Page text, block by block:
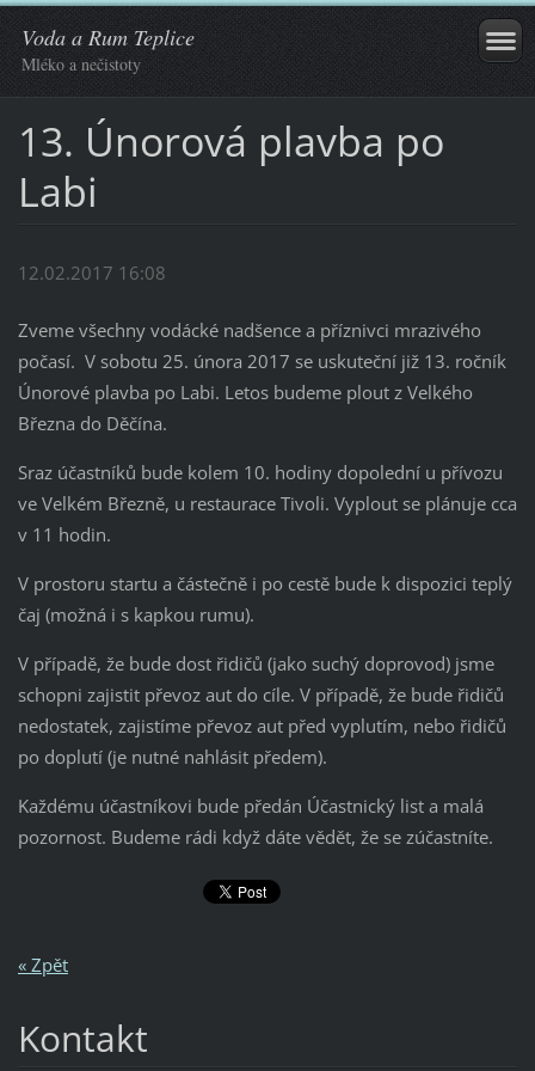
Voda a Rum Teplice
Mléko a nečistoty
13. Únorová plavba po
Labi
12.02.2017 16:08
Zveme všechny vodácké nadšence a příznivci mrazivého
počasí. V sobotu 25. února 2017 se uskuteční již 13. ročník
Únorové plavba po Labi. Letos budeme plout z Velkého
Března do Děčína.
Sraz účastníků bude kolem 10. hodiny dopolední u přívozu
ve Velkém Březně, u restaurace Tivoli. Vyplout se plánuje cca
v 11 hodin.
V prostoru startu a částečně i po cestě bude k dispozici teplý
čaj (možná i s kapkou rumu).
V případě, že bude dost řidičů (jako suchý doprovod) jsme
schopni zajistit převoz aut do cíle. V případě, že bude řidičů
nedostatek, zajistíme převoz aut před vyplutím, nebo řidičů
po doplutí (je nutné nahlásit předem).
Každému účastníkovi bude předán Účastnický list a malá
pozornost. Budeme rádi když dáte vědět, že se zúčastníte.
« Zpět
Kontakt